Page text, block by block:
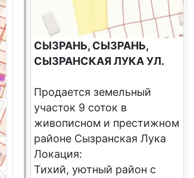
СЫЗРАНЬ, СЫЗРАНЬ,
СЫЗРАНСКАЯ ЛУКА УЛ.
Продается земельный
участок 9 соток в
живописном и престижном
районе Сызранская Лука
Локация:
Тихий, уютный район с